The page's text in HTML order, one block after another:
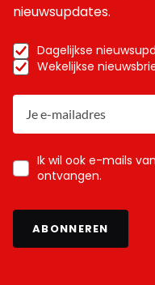
nieuwsupdates.
Dagelijkse
Wekelijkse
Ik wil ook e-mails
ontvangen.
ABONNEREN